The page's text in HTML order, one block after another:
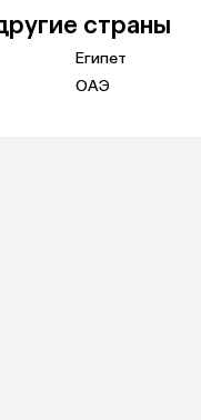
страны
Египет
ОАЭ